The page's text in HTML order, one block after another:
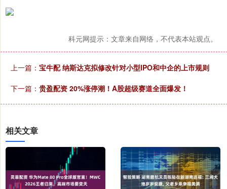
科元网提示：文章来自网络，不代表本站观点。
上一篇： 宝牛配 纳斯达克拟修改针对小型IPO和中企的上市规则
下一篇： 贵盈配资 20%涨停潮！A股超级赛道全面爆发！
相关文章